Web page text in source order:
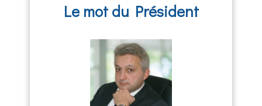
Le mot du Président